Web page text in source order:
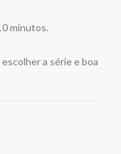
minutos.
a série e boa